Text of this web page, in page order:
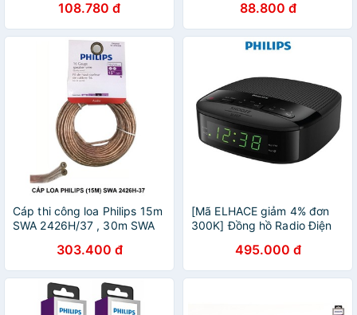
108.780 đ 88.800 đ
Cáp thi công loa Philips 15m
SWA 2426H/37 , 30m SWA
chính thức của Philips tại
Việt Nam
303.400 đ
[Mã ELHACE giảm 4% đơn
300K] Đồng hồ Radio Điện
495.000 đ